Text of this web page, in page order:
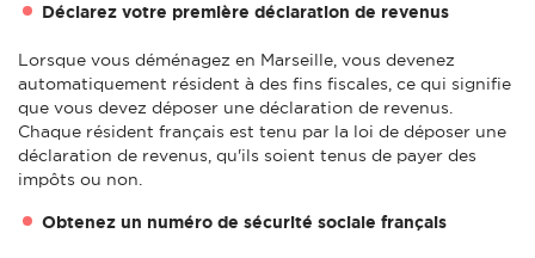
Déclarez votre première déclaration de revenus
Lorsque vous déménagez en Marseille, vous devenez
automatiquement résident à des fins fiscales, ce qui signifie
que vous devez déposer une déclaration de revenus.
Chaque résident français est tenu par la loi de déposer une
déclaration de revenus, qu'ils soient tenus de payer des
impôts ou non.
Obtenez un numéro de sécurité sociale français